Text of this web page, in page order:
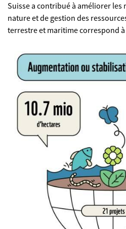
Suisse a contribué à améliorer les
nature et de gestion des
terrestre et maritime correspond